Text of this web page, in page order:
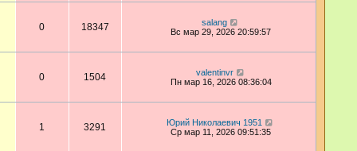
0 18347
salang
Вс мар 29, 2026 20:59:57
0 1504
valentinvr
Пн мар 16, 2026 08:36:04
1 3291
Юрий Николаевич 1951
Ср мар 11, 2026 09:51:35